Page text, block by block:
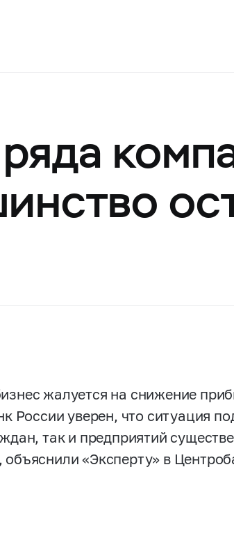
жалуется на снижение
России уверен, что ситуация
так и предприятий
«Эксперту» в